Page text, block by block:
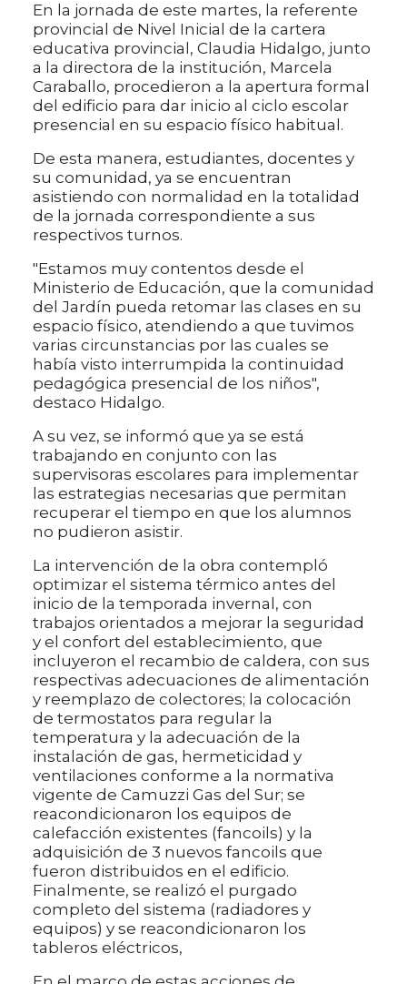
En la jornada de este martes, la referente
provincial de Nivel Inicial de la cartera
educativa provincial, Claudia Hidalgo, junto
a la directora de la institución, Marcela
Caraballo, procedieron a la apertura formal
del edificio para dar inicio al ciclo escolar
presencial en su espacio físico habitual.
De esta manera, estudiantes, docentes y
su comunidad, ya se encuentran
asistiendo con normalidad en la totalidad
de la jornada correspondiente a sus
respectivos turnos.
"Estamos muy contentos desde el
Ministerio de Educación, que la comunidad
del Jardín pueda retomar las clases en su
espacio físico, atendiendo a que tuvimos
varias circunstancias por las cuales se
había visto interrumpida la continuidad
pedagógica presencial de los niños",
destaco Hidalgo.
A su vez, se informó que ya se está
trabajando en conjunto con las
supervisoras escolares para implementar
las estrategias necesarias que permitan
recuperar el tiempo en que los alumnos
no pudieron asistir.
La intervención de la obra contempló
optimizar el sistema térmico antes del
inicio de la temporada invernal, con
trabajos orientados a mejorar la seguridad
y el confort del establecimiento, que
incluyeron el recambio de caldera, con sus
respectivas adecuaciones de alimentación
y reemplazo de colectores; la colocación
de termostatos para regular la
temperatura y la adecuación de la
instalación de gas, hermeticidad y
ventilaciones conforme a la normativa
vigente de Camuzzi Gas del Sur; se
reacondicionaron los equipos de
calefacción existentes (fancoils) y la
adquisición de 3 nuevos fancoils que
fueron distribuidos en el edificio.
Finalmente, se realizó el purgado
completo del sistema (radiadores y
equipos) y se reacondicionaron los
tableros eléctricos,